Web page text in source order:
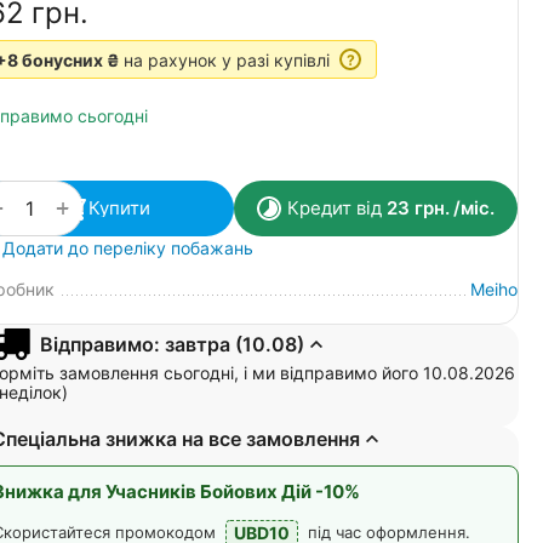
грн.
бонусних ₴ на рахунок у разі купівлі ?
сьогодні
+ Купити Кредит від 23 грн./міс.
Додати до переліку побажань
Meiho
Відправимо: завтра (10.08)
замовлення сьогодні, і ми відправимо його 10.08.2026
знижка на все замовлення
для Учасників Бойових Дій -10%
промокодом UBD10 під час оформлення.